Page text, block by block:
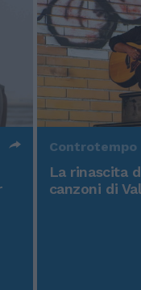
Controtempo
La rinascita
canzoni di